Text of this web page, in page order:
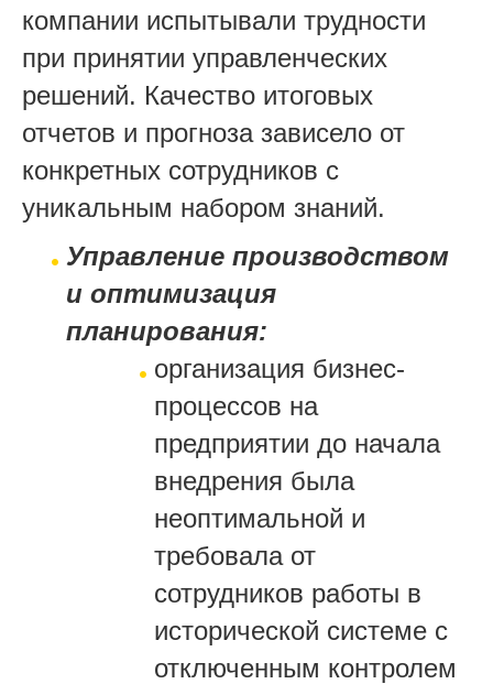
компании испытывали трудности
при принятии управленческих
решений. Качество итоговых
отчетов и прогноза зависело от
конкретных сотрудников с
уникальным набором знаний.
Управление производством
и оптимизация
планирования:
организация бизнес-
процессов на
предприятии до начала
внедрения была
неоптимальной и
требовала от
сотрудников работы в
исторической системе с
отключенным контролем